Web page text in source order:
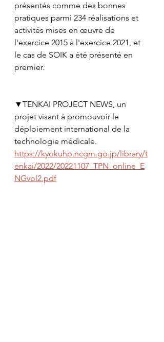
présentés comme des bonnes
pratiques parmi 234 réalisations et
activités mises en œuvre de
l'exercice 2015 à l'exercice 2021, et
le cas de SOIK a été présenté en
premier.
▼TENKAI PROJECT NEWS, un
projet visant à promouvoir le
déploiement international de la
technologie médicale.
https://kyokuhp.ncgm.go.jp/library/t
enkai/2022/20221107_TPN_online_E
NGvol2.pdf